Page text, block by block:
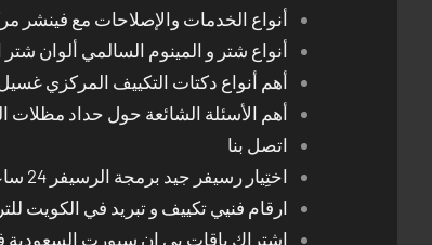
أنواع الخدمات والإصلاحات مع فينشر
أنواع شتر و المينوم السالمي ألوان
أهم أنواع دكتات التكييف المركزي
أهم الأسئلة الشائعة حول حداد مظلات
اتصل بنا
اختِيار رسيفر جيد برمجة الرسيفر 24 ساعة في الكويت
ارقام فنيي تكييف و تبريد في الكويت
اشتراك باقات بي ان سبورت السعودية